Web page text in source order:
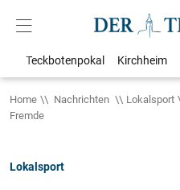
Teckbotenpokal Kirchheim
Home Nachrichten Lokalsport
Fremde
Lokalsport